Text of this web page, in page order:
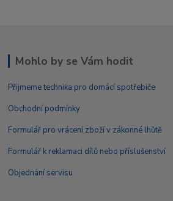
Mohlo by se Vám hodit
Přijmeme technika pro domácí spotřebiče
Obchodní podmínky
Formulář pro vrácení zboží v zákonné lhůtě
Formulář k reklamaci dílů nebo příslušenství
Objednání servisu